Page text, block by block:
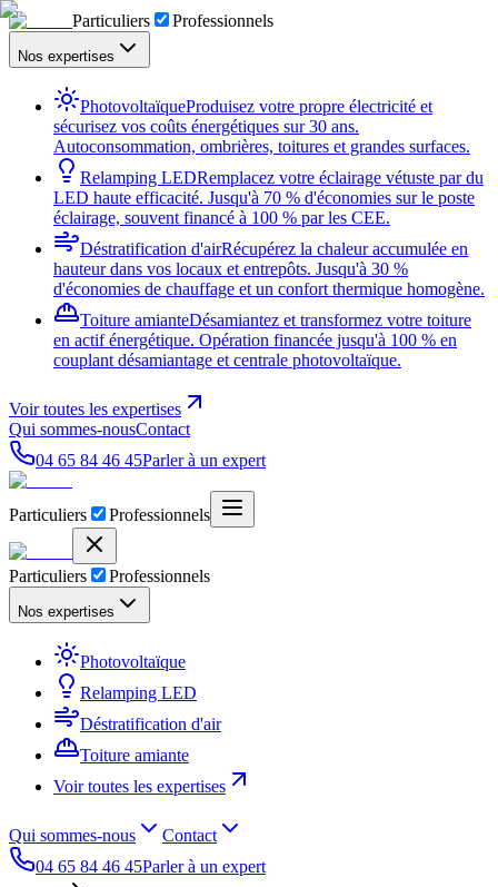
Particuliers Professionnels
Nos expertises
PhotovoltaïqueProduisez votre propre électricité et
sécurisez vos coûts énergétiques sur 30 ans.
Autoconsommation, ombrières, toitures et grandes surfaces.
Relamping LEDRemplacez votre éclairage vétuste par du
LED haute efficacité. Jusqu'à 70 % d'économies sur le poste
éclairage, souvent financé à 100 % par les CEE.
Déstratification d'airRécupérez la chaleur accumulée en
hauteur dans vos locaux et entrepôts. Jusqu'à 30 %
d'économies de chauffage et un confort thermique homogène.
Toiture amianteDésamiantez et transformez votre toiture
en actif énergétique. Opération financée jusqu'à 100 % en
couplant désamiantage et centrale photovoltaïque.
Voir toutes les expertises
Qui sommes-nousContact
04 65 84 46 45Parler à un expert
Particuliers Professionnels
Particuliers Professionnels
Nos expertises
Photovoltaïque
Relamping LED
Déstratification d'air
Toiture amiante
Voir toutes les expertises
Qui sommes-nous
Contact
04 65 84 46 45Parler à un expert